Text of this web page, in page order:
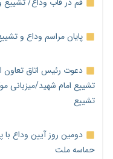
پایان مراسم وداع و
دعوت رئیس اتاق تعاون
تشییع امام شهید/میزبانی
تشییع
دومین روز آیین وداع با
حماسه ملت